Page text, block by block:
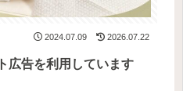
2024.07.09 2026.07.22
広告を利用しています